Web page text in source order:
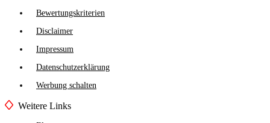
Bewertungskriterien
Disclaimer
Impressum
Datenschutzerklärung
Werbung schalten
Weitere Links